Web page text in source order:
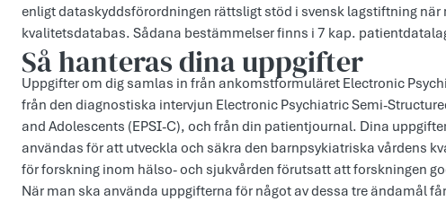
enligt dataskyddsförordningen rättsligt stöd i svensk lagstiftning
kvalitetsdatabas. Sådana bestämmelser finns i 7 kap.
Så hanteras dina uppgifter
Uppgifter om dig samlas in från ankomstformuläret Electronic
från den diagnostiska intervjun Electronic Psychiatric Semi-
and Adolescents (EPSI-C), och från din patientjournal. Dina
användas för att utveckla och säkra den barnpsykiatriska vårdens
för forskning inom hälso- och sjukvården förutsatt att forskningen
När man ska använda uppgifterna för något av dessa tre ändamål